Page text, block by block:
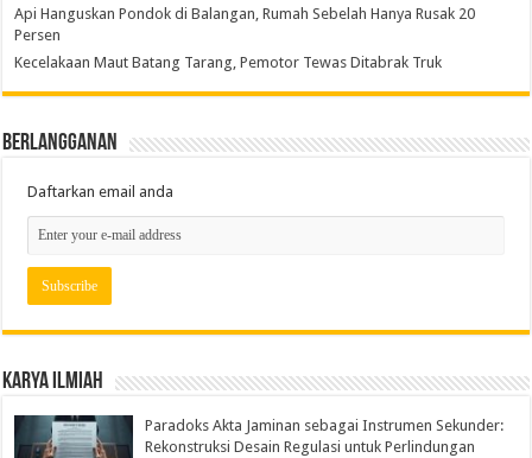
Api Hanguskan Pondok di Balangan, Rumah Sebelah Hanya Rusak 20
Persen
Kecelakaan Maut Batang Tarang, Pemotor Tewas Ditabrak Truk
Berlangganan
Daftarkan email anda
Karya Ilmiah
Paradoks Akta Jaminan sebagai Instrumen Sekunder:
Rekonstruksi Desain Regulasi untuk Perlindungan